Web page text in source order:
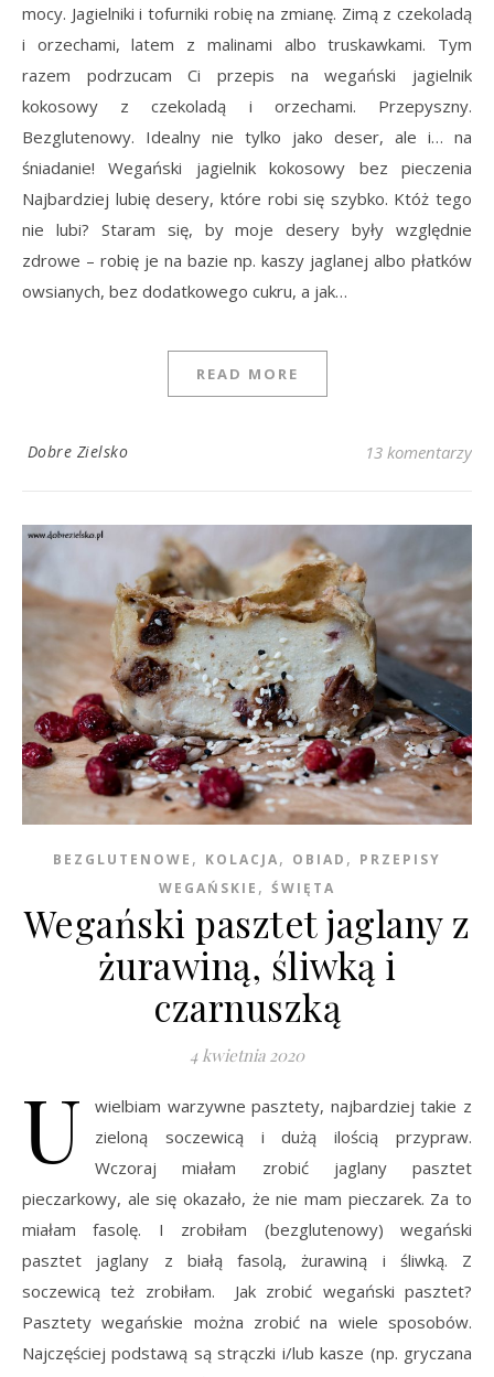
mocy. Jagielniki i tofurniki robię na zmianę. Zimą z czekoladą
i orzechami, latem z malinami albo truskawkami. Tym
razem podrzucam Ci przepis na wegański jagielnik
kokosowy z czekoladą i orzechami. Przepyszny.
Bezglutenowy. Idealny nie tylko jako deser, ale i… na
śniadanie! Wegański jagielnik kokosowy bez pieczenia
Najbardziej lubię desery, które robi się szybko. Któż tego
nie lubi? Staram się, by moje desery były względnie
zdrowe – robię je na bazie np. kaszy jaglanej albo płatków
owsianych, bez dodatkowego cukru, a jak…
READ MORE
Dobre Zielsko 13 komentarzy
BEZGLUTENOWE , KOLACJA, OBIAD , PRZEPISY
WEGAŃSKIE , ŚWIĘTA
Wegański pasztet jaglany z
żurawiną, śliwką i
czarnuszką
4 kwietnia 2020
U
wielbiam warzywne pasztety, najbardziej takie z
zieloną soczewicą i dużą ilością przypraw.
Wczoraj miałam zrobić jaglany pasztet
pieczarkowy, ale się okazało, że nie mam pieczarek. Za to
miałam fasolę. I zrobiłam (bezglutenowy) wegański
pasztet jaglany z białą fasolą, żurawiną i śliwką. Z
soczewicą też zrobiłam. Jak zrobić wegański pasztet?
Pasztety wegańskie można zrobić na wiele sposobów.
Najczęściej podstawą są strączki i/lub kasze (np. gryczana